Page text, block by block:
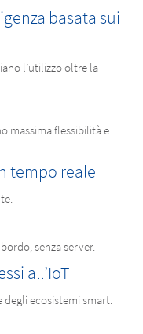
basata sui
l’utilizzo oltre la
massima flessibilità e
tempo reale
senza server.
all’IoT
ecosistemi smart.